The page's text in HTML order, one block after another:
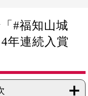
#福知山城
年連続入賞